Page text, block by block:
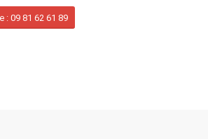
: 09 81 62 61 89